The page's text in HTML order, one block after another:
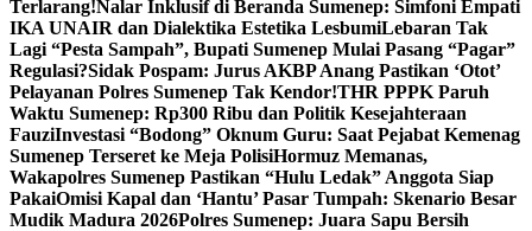
Terlarang!Nalar Inklusif di Beranda Sumenep: Simfoni Empati
IKA UNAIR dan Dialektika Estetika LesbumiLebaran Tak
Lagi “Pesta Sampah”, Bupati Sumenep Mulai Pasang “Pagar”
Regulasi?Sidak Pospam: Jurus AKBP Anang Pastikan ‘Otot’
Pelayanan Polres Sumenep Tak Kendor!THR PPPK Paruh
Waktu Sumenep: Rp300 Ribu dan Politik Kesejahteraan
FauziInvestasi “Bodong” Oknum Guru: Saat Pejabat Kemenag
Sumenep Terseret ke Meja PolisiHormuz Memanas,
Wakapolres Sumenep Pastikan “Hulu Ledak” Anggota Siap
PakaiOmisi Kapal dan ‘Hantu’ Pasar Tumpah: Skenario Besar
Mudik Madura 2026Polres Sumenep: Juara Sapu Bersih